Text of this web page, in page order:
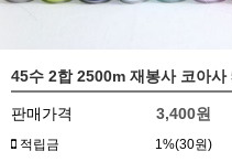
45수 2합 2500m 재봉사 코아
판매가격 3,400원
적립금 1%(30원)